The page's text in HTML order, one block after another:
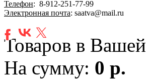
Телефон: 8-912-251-77-99
Электронная почта: saatva@mail.ru
Товаров в Вашей
На сумму: 0 р.